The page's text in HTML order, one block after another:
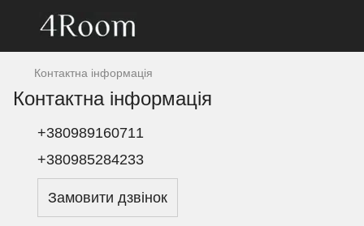
Контактна інформація
Контактна інформація
+380989160711
+380985284233
Замовити дзвінок